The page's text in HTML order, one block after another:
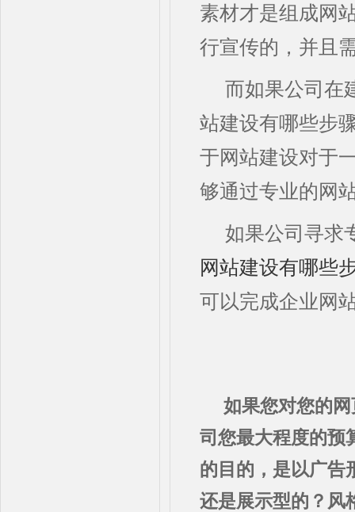
素材才是组成网
行宣传的，并且
而如果公司在
站建设有哪些步
于网站建设对于
够通过专业的网
如果公司寻求
网站建设有哪些
可以完成企业网
如果您对您的
司您最大程度的预
的目的，是以广告
还是展示型的？风